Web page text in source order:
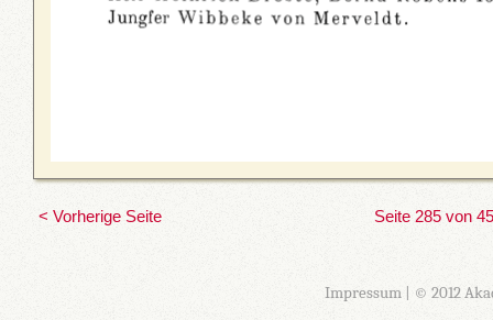
< Vorherige Seite Seite 285 von
Impressum| © 2012